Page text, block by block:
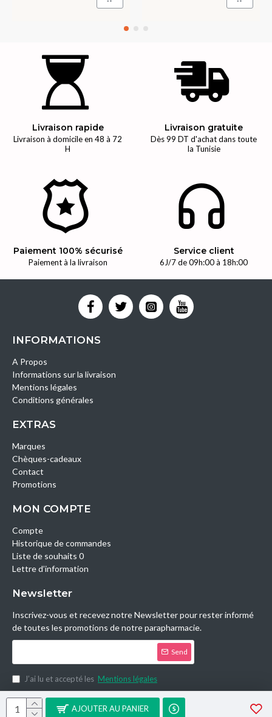
AJOUTER AU PANIER
Livraison rapide
Livraison à domicile en 48 à 72
H
Livraison gratuite
Dès 99 DT d'achat dans toute
la Tunisie
Paiement 100% sécurisé
Paiement à la livraison
Service client
6J/7 de 09h:00 à 18h:00
INFORMATIONS
A Propos
Informations sur la livraison
Mentions légales
Conditions générales
EXTRAS
Marques
Chèques-cadeaux
Contact
Promotions
MON COMPTE
Compte
Historique de commandes
Liste de souhaits 0
Lettre d’information
Newsletter
Inscrivez-vous et recevez notre Newsletter pour rester informé
de toutes les promotions de notre parapharmacie.
Send
J’ai lu et accepté les Mentions légales
Copyright © 2014, Parashop.tn, All Rights Reserved.